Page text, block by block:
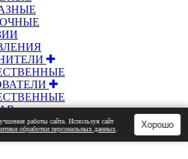
работы сайта. Используя сайт
обработки персональных данных Хорошо